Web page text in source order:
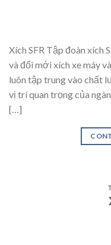
Xích SFR Tập đoàn xích
và đổi mới xích xe máy
luôn tập trung vào chất
vị trí quan trọng của
[…]